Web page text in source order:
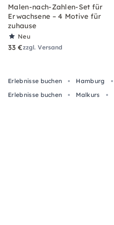
Malen-nach-Zahlen-Set für
Erwachsene – 4 Motive für
zuhause
Neu
33 €zzgl. Versand
Erlebnisse buchen Hamburg
Erlebnisse buchen
Malkurs